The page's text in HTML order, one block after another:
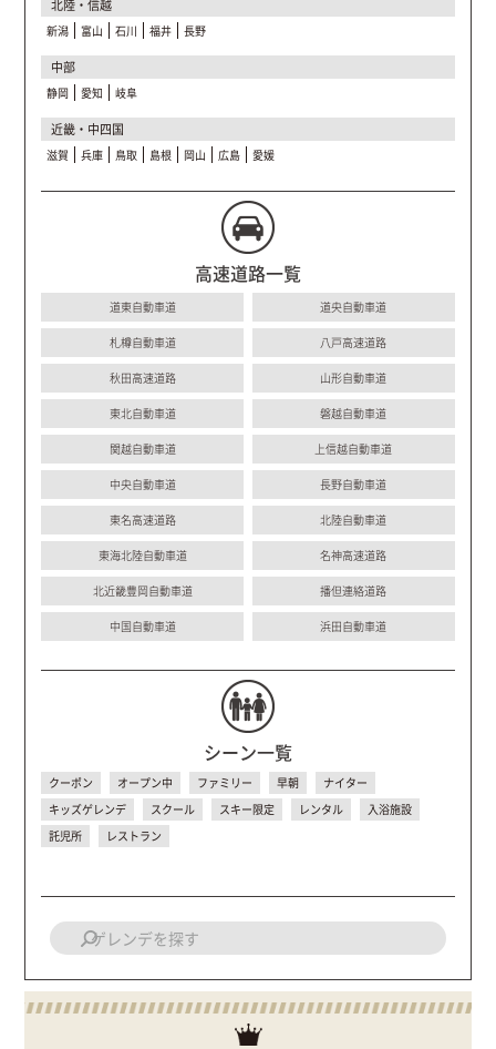
北陸・信越
新潟 富山 石川 福井 長野
中部
静岡 愛知 岐阜
近畿・中四国
滋賀 兵庫 鳥取 島根 岡山 広島 愛媛
高速道路一覧
道東自動車道 道央自動車道
札樽自動車道 八戸高速道路
秋田高速道路 山形自動車道
東北自動車道 磐越自動車道
関越自動車道 上信越自動車道
中央自動車道 長野自動車道
東名高速道路 北陸自動車道
東海北陸自動車道 名神高速道路
北近畿豊岡自動車道 播但連絡道路
中国自動車道 浜田自動車道
シーン一覧
クーポン オープン中 ファミリー 早朝
ナイター
キッズゲレンデ
スクール スキー限定 レンタル
入浴施設
託児所
レストラン